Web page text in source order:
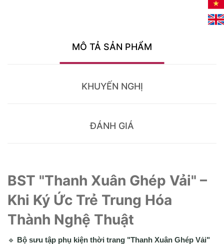
MÔ TẢ SẢN PHẨM
KHUYẾN NGHỊ
ĐÁNH GIÁ
BST "Thanh Xuân Ghép Vải" –
Khi Ký Ức Trẻ Trung Hóa
Thành Nghệ Thuật
🔹 Bộ sưu tập phụ kiện thời trang "Thanh Xuân Ghép Vải"